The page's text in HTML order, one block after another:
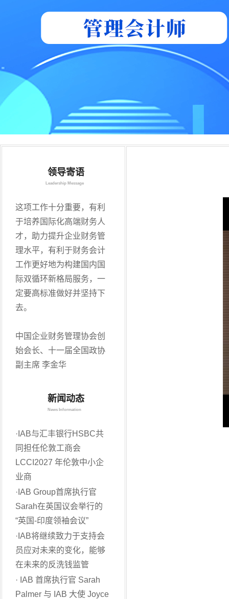
领导寄语
Leadership Message
这项工作十分重要，有利
于培养国际化高端财务人
才，助力提升企业财务管
理水平，有利于财务会计
工作更好地为构建国内国
际双循环新格局服务，一
定要高标准做好并坚持下
去。
中国企业财务管理协会创
始会长、十一届全国政协
副主席 李金华
新闻动态
News Information
· IAB与汇丰银行HSBC共
同担任伦敦工商会
LCCI2027 年伦敦中小企
业商
· IAB Group首席执行官
Sarah在英国议会举行的
“英国-印度领袖会议”
· IAB将继续致力于支持会
员应对未来的变化，能够
在未来的反洗钱监管
· IAB 首席执行官 Sarah
Palmer 与 IAB 大使 Joyce